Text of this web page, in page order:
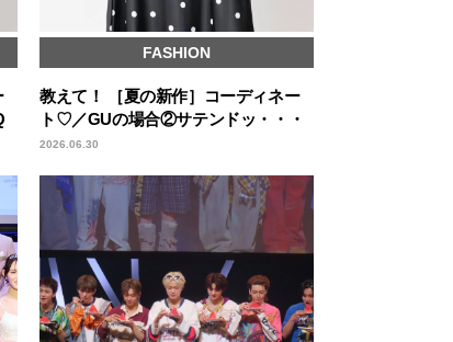
FASHION
教えて！ ［夏の新作］コーディネー
ト♡／GUの場合②サテンドッ・・・
2026.06.30